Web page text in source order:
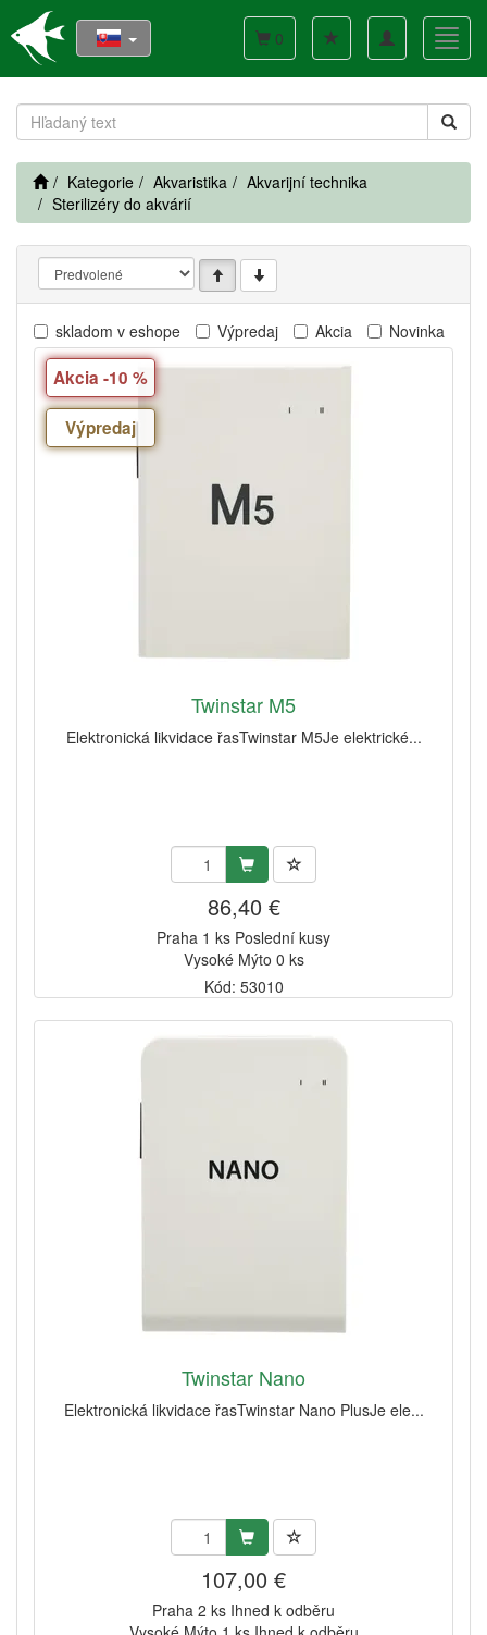
Toggle
navigation
0
Kategorie Akvaristika
Akvarijní technika
Sterilizéry do akvárií
skladom v eshope Výpredaj Akcia Novinka
Akcia -10 %
Výpredaj
Twinstar M5
Elektronická likvidace řasTwinstar M5Je elektrické...
86,40 €
Praha 1 ks Poslední kusy
Vysoké Mýto 0 ks
Kód: 53010
Twinstar Nano
Elektronická likvidace řasTwinstar Nano PlusJe ele...
107,00 €
Praha 2 ks Ihned k odběru